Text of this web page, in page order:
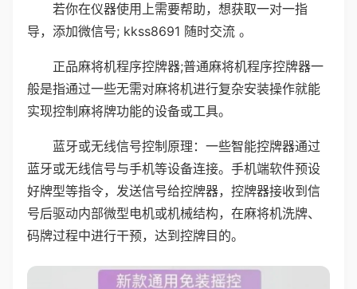
若你在仪器使用上需要帮助，想获取一对一指
导，添加微信号; kkss8691 随时交流 。
正品麻将机程序控牌器;普通麻将机程序控牌器一
般是指通过一些无需对麻将机进行复杂安装操作就能
实现控制麻将牌功能的设备或工具。
蓝牙或无线信号控制原理：一些智能控牌器通过
蓝牙或无线信号与手机等设备连接。手机端软件预设
好牌型等指令，发送信号给控牌器，控牌器接收到信
号后驱动内部微型电机或机械结构，在麻将机洗牌、
码牌过程中进行干预，达到控牌目的。